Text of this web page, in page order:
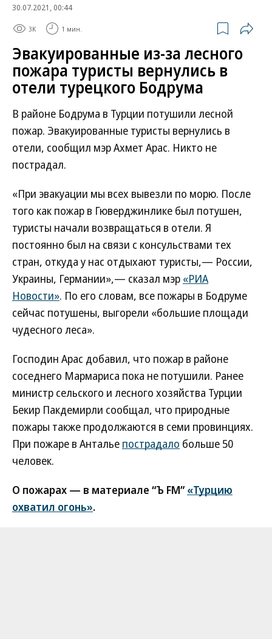
30.07.2021, 00:44
3K 1 мин.
Эвакуированные из-за лесного
пожара туристы вернулись в
отели турецкого Бодрума
В районе Бодрума в Турции потушили лесной
пожар. Эвакуированные туристы вернулись в
отели, сообщил мэр Ахмет Арас. Никто не
пострадал.
«При эвакуации мы всех вывезли по морю. После
того как пожар в Гюверджинлике был потушен,
туристы начали возвращаться в отели. Я
постоянно был на связи с консульствами тех
стран, откуда у нас отдыхают туристы,— России,
Украины, Германии»,— сказал мэр «РИА
Новости». По его словам, все пожары в Бодруме
сейчас потушены, выгорели «большие площади
чудесного леса».
Господин Арас добавил, что пожар в районе
соседнего Мармариса пока не потушили. Ранее
министр сельского и лесного хозяйства Турции
Бекир Пакдемирли сообщал, что природные
пожары также продолжаются в семи провинциях.
При пожаре в Анталье пострадало больше 50
человек.
О пожарах — в материале “Ъ FM” «Турцию
охватил огонь».